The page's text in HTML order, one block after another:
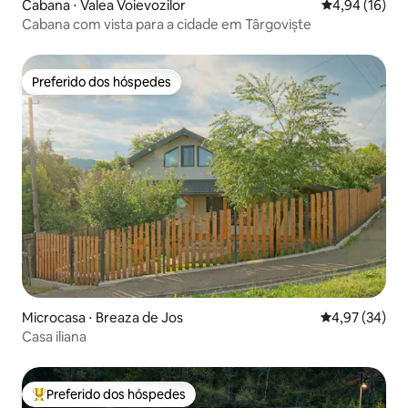
Cabana ⋅ Valea Voievozilor 4,94 de uma
4,94 (16)
Cabana com vista para a cidade em Târgoviște
Preferido dos hóspedes
Preferido dos hóspedes
Microcasa ⋅ Breaza de Jos 4,97 de uma
4,97 (34)
Casa iliana
Entre os melhores preferidos dos hóspedes
Preferido dos hóspedes